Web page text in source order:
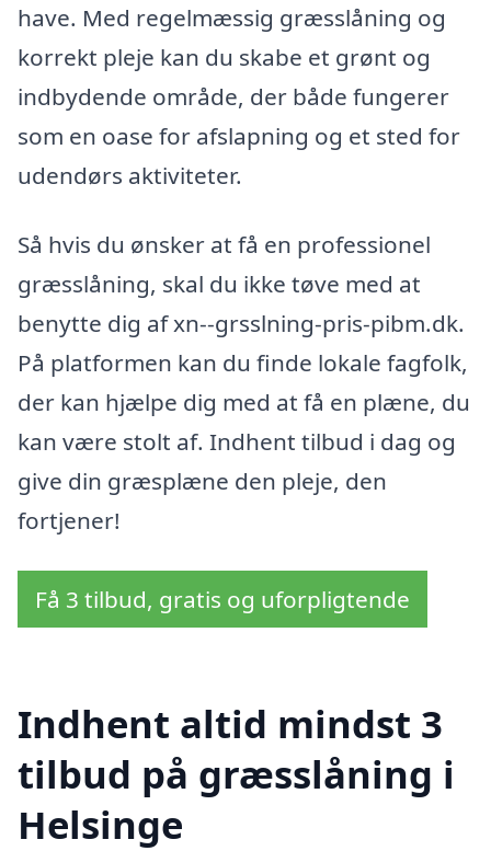
have. Med regelmæssig græsslåning og
korrekt pleje kan du skabe et grønt og
indbydende område, der både fungerer
som en oase for afslapning og et sted for
udendørs aktiviteter.
Så hvis du ønsker at få en professionel
græsslåning, skal du ikke tøve med at
benytte dig af xn--grsslning-pris-pibm.dk.
På platformen kan du finde lokale fagfolk,
der kan hjælpe dig med at få en plæne, du
kan være stolt af. Indhent tilbud i dag og
give din græsplæne den pleje, den
fortjener!
Få 3 tilbud, gratis og uforpligtende
Indhent altid mindst 3
tilbud på græsslåning i
Helsinge